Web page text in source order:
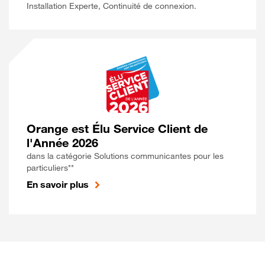
Installation Experte, Continuité de connexion.
Orange est Élu Service Client de
l'Année 2026
dans la catégorie Solutions communicantes pour les
particuliers**
En savoir plus